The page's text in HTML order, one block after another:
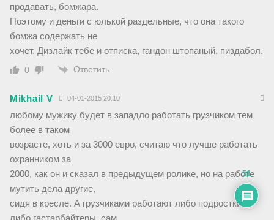
продавать, бомжара.
Поэтому и деньги с юлькой раздельные, что она такого
бомжа содержать не
хочет. Дизлайк тебе и отписка, гандон штопаный. пиздабол.
0 Ответить
Mikhail V 04-01-2015 20:10
любому мужику будет в западло работать грузчиком тем
более в таком
возрасте, хоть и за 3000 евро, считаю что лучше работать
охранником за
2000, как он и сказал в предыдущем ролике, но на работе
мутить дела другие,
сидя в кресле. А грузчиками работают либо подростки
либо гастарбайтеры, сам
51